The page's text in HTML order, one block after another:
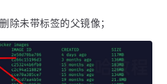
除未带标签的父镜像；